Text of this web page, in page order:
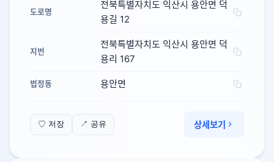
도로명
전북특별자치도 익산시 용안면 덕
용길 12
지번
전북특별자치도 익산시 용안면 덕
용리 167
법정동 용안면
♡ 저장 ↗ 공유 상세보기